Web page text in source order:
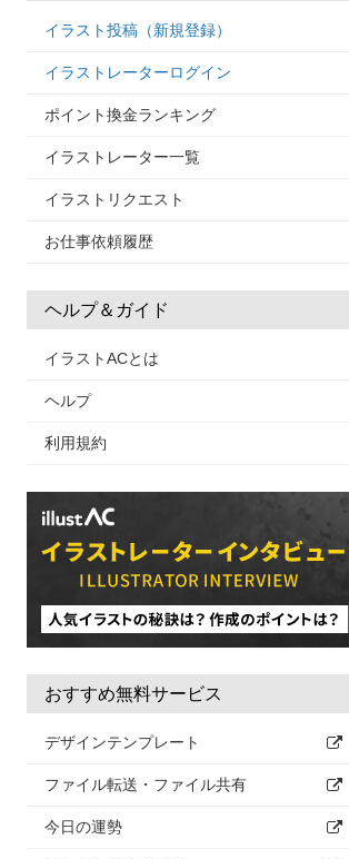
イラスト投稿（新規登録）
イラストレーターログイン
ポイント換金ランキング
イラストレーター一覧
イラストリクエスト
お仕事依頼履歴
ヘルプ＆ガイド
イラストACとは
ヘルプ
利用規約
おすすめ無料サービス
デザインテンプレート
ファイル転送・ファイル共有
今日の運勢